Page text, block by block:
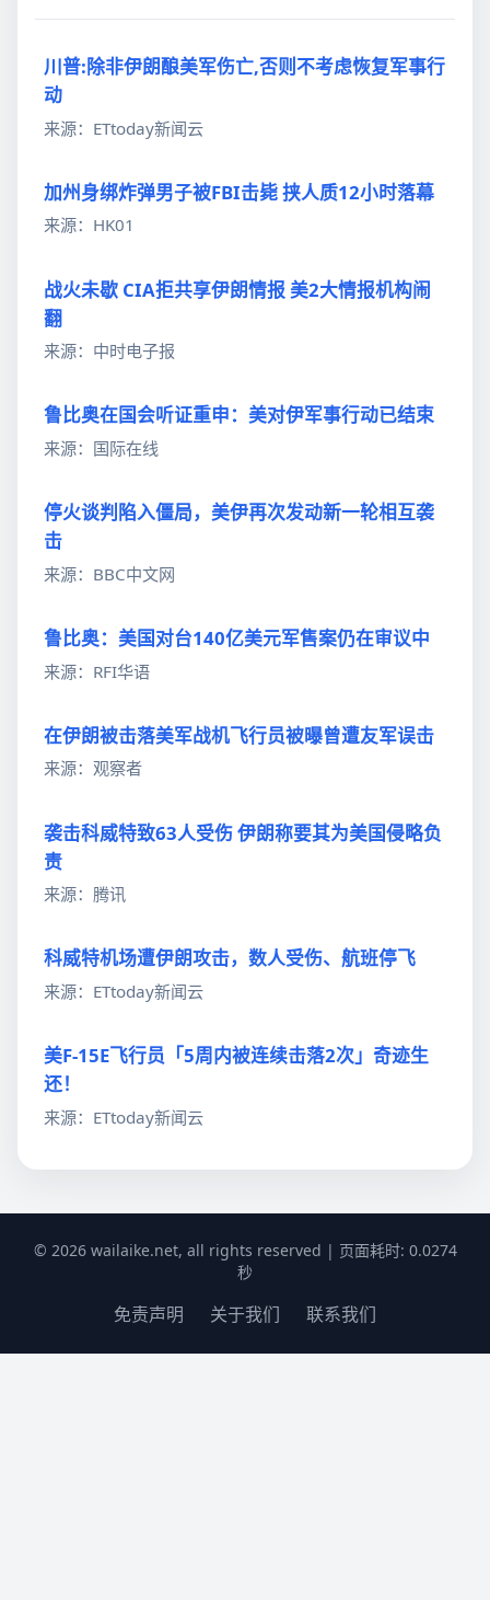
川普:除非伊朗酿美军伤亡,否则不考虑恢复军事行
动
来源：ETtoday新闻云
加州身绑炸弹男子被FBI击毙 挟人质12小时落幕
来源：HK01
战火未歇 CIA拒共享伊朗情报 美2大情报机构闹
翻
来源：中时电子报
鲁比奥在国会听证重申：美对伊军事行动已结束
来源：国际在线
停火谈判陷入僵局，美伊再次发动新一轮相互袭
击
来源：BBC中文网
鲁比奥：美国对台140亿美元军售案仍在审议中
来源：RFI华语
在伊朗被击落美军战机飞行员被曝曾遭友军误击
来源：观察者
袭击科威特致63人受伤 伊朗称要其为美国侵略负
责
来源：腾讯
科威特机场遭伊朗攻击，数人受伤、航班停飞
来源：ETtoday新闻云
美F-15E飞行员「5周内被连续击落2次」奇迹生
还！
来源：ETtoday新闻云
© 2026 wailaike.net, all rights reserved | 页面耗时: 0.0274
秒
免责声明 关于我们 联系我们